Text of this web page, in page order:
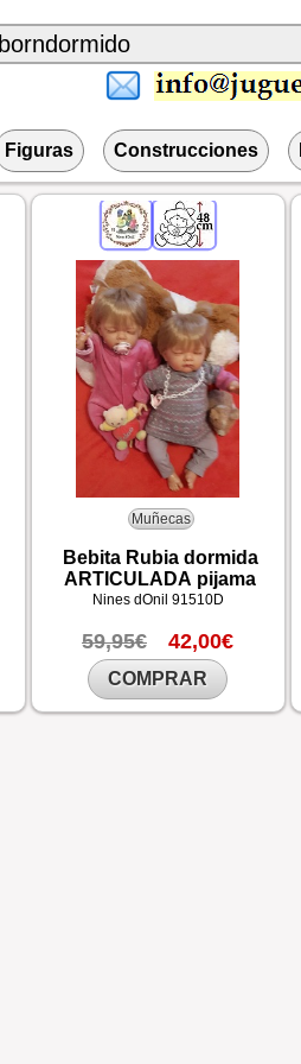
Figuras Construcciones
Muñecas
Bebita Rubia dormida
ARTICULADA pijama
Nines dOnil 91510D
59,95€ 42,00€
COMPRAR